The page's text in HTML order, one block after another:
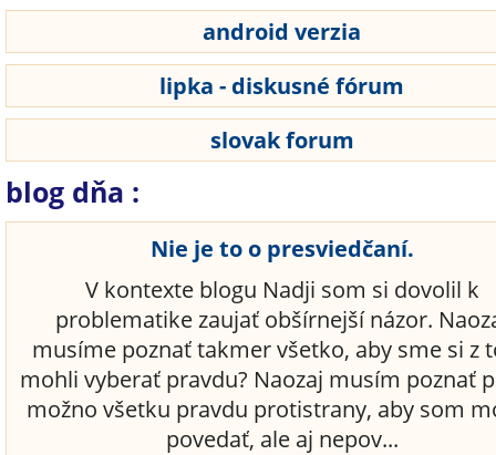
android verzia
lipka - diskusné fórum
slovak forum
blog dňa :
Nie je to o presviedčaní.
V kontexte blogu Nadji som si dovolil k
problematike zaujať obšírnejší názor.
musíme poznať takmer všetko, aby sme si z
mohli vyberať pravdu? Naozaj musím poznať
možno všetku pravdu protistrany, aby som
povedať, ale aj nepov...